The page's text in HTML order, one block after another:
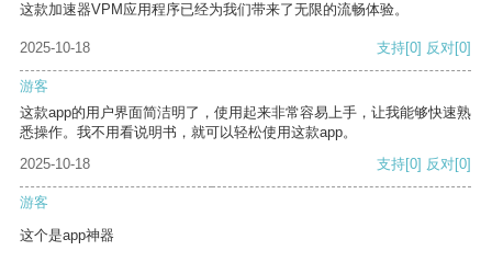
这款加速器VPM应用程序已经为我们带来了无限的流畅体验。
2025-10-18 支持[0] 反对[0]
游客
这款app的用户界面简洁明了，使用起来非常容易上手，让我能够快速熟
悉操作。我不用看说明书，就可以轻松使用这款app。
2025-10-18
支持[0] 反对[0]
游客
这个是app神器